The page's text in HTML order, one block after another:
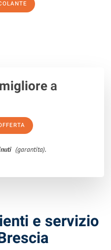
a
(garantita).
e servizio